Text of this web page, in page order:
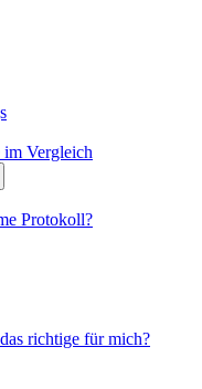
im Vergleich
Protokoll?
richtige für mich?